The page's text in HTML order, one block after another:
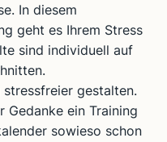
In diesem
geht es Ihrem Stress
sind individuell auf
gestalten.
Gedanke ein Training
sowieso schon